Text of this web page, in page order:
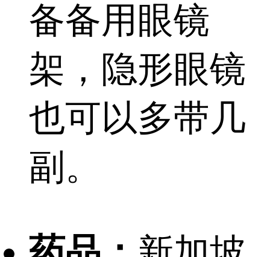
备备用眼镜
架，隐形眼镜
也可以多带几
副。